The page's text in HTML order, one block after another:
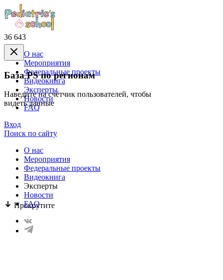
36 643
База PS по регионам
Наведите на счётчик пользователей, чтобы
видеть данные
Прокрутите
О нас
Mероприятия
Федеральные проекты
Видеокнига
Эксперты
Новости
FAQ
Вход
Поиск по сайту
О нас
Mероприятия
Федеральные проекты
Видеокнига
Эксперты
Новости
FAQ